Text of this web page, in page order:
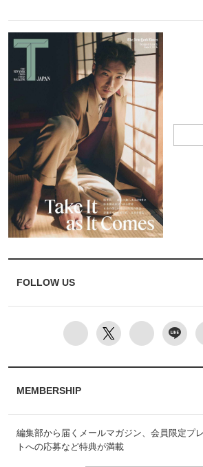
FOLLOW US
MEMBERSHIP
編集部から届くメールマガジン、会員限定プ
トへの応募など特典が満載